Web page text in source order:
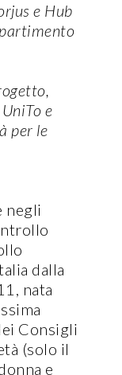
e Hub
e
per le
negli
dalla
nata
Consigli
(solo il
e